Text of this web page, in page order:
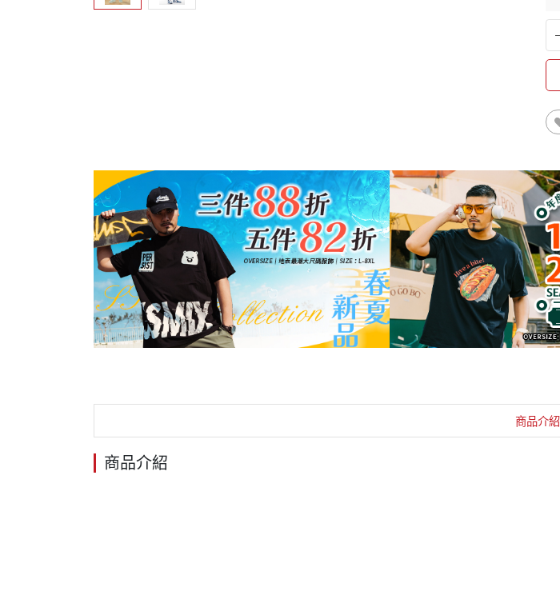
商品介紹
商品介紹